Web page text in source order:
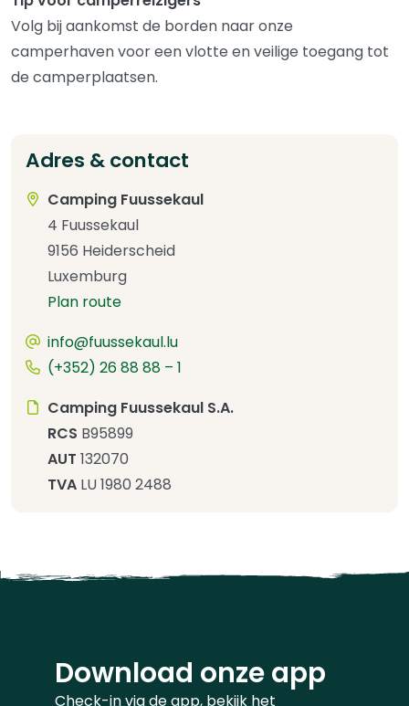
Volg bij aankomst de borden naar onze
camperhaven voor een vlotte en veilige toegang tot
de camperplaatsen.
Adres & contact
Camping Fuussekaul
4 Fuussekaul
9156 Heiderscheid
Luxemburg
Plan route
info@fuussekaul.lu
(+352) 26 88 88 – 1
Camping Fuussekaul S.A.
RCS B95899
AUT 132070
TVA LU 1980 2488
Download onze app
Check-in via de app, bekijk het